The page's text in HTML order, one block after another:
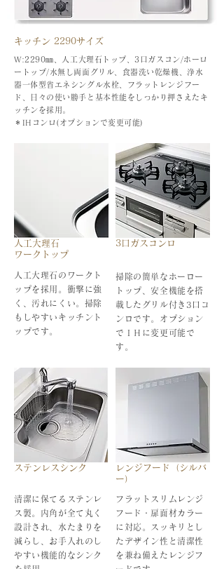
キッチン 2290サイズ
W:2290㎜、人工大理石トップ、3口ガスコン/ホーロ
ートップ/水無し両面グリル、食器洗い乾燥機、浄水
器一体型省エネシングル水栓、フラットレンジフー
ド、日々の使い勝手と基本性能をしっかり押さえたキ
ッチンを採用。
＊IHコンロ(オプションで変更可能)
人工大理石
ワークトップ
人工大理石のワークト
ップを採用。衝撃に強
く、汚れにくい。掃除
もしやすいキッチント
ップです。
3口ガスコンロ
掃除の簡単なホーロー
トップ、安全機能を搭
載したグリル付き3口コ
ンロです。
オプション
でＩＨに変更可能で
す。
ステンレスシンク
清潔に保てるステンレ
ス製。内角が全て丸く
設計され、水たまりを
減らし、お手入れのし
やすい機能的なシンク
レンジフード（シルバ
ー）
フラットスリムレンジ
フード・扉面材カラー
に対応。スッキリとし
たデザイン性と清潔性
を兼ね備えたレンジフ